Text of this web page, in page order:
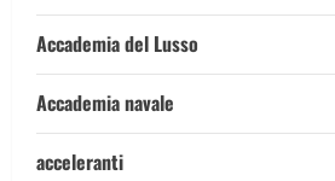
Accademia del Lusso
Accademia navale
acceleranti